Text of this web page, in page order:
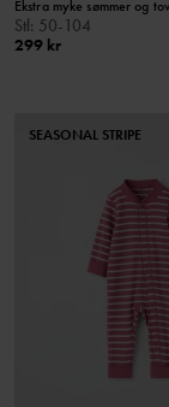
Ekstra myke sømmer og
Stl: 50-104
299 kr
SEASONAL STRIPE